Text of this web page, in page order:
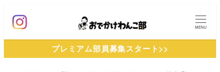
ン
MENU
プレミアム部員募集スタート>>